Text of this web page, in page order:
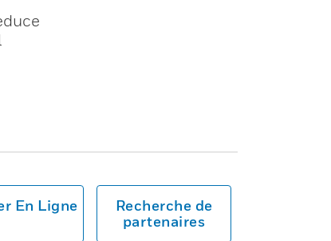
En Ligne
Recherche de
partenaires